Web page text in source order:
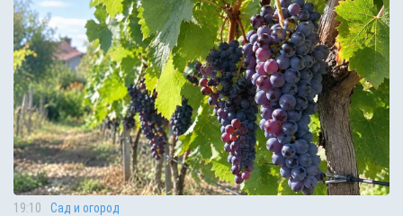
19:10 Сад и огород